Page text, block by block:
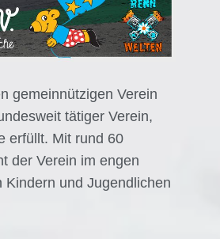
gemeinnützigen Verein
tätiger Verein,
erfüllt. Mit rund 60
der Verein im engen
und Jugendlichen